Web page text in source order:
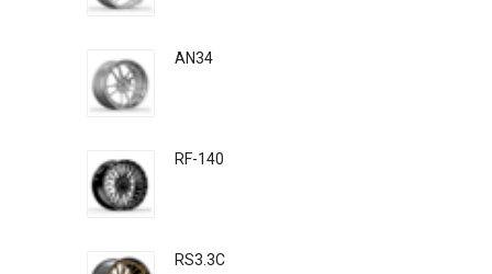
AN34
RF-140
RS3.3C